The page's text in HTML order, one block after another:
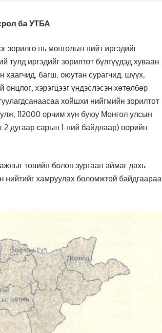
ба УТБА
зорилго нь монголын нийт иргэдийг
тулд иргэдийг зорилтот бүлгүүдэд хуваан
хаагчид, багш, оюутан сурагчид, шүүх,
хэрэгцээг үндэслэсэн хөтөлбөр
хойшхи нийгмийн зорилтот
112000 орчим хүн буюу Монгол улсын
дугаар сарын 1-ний байдлаар) өөрийн
төвийн болон зургаан аймаг дахь
нийтийг хамруулах боломжтой байдгаараа